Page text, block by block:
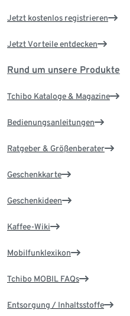
Jetzt kostenlos registrieren
Jetzt Vorteile entdecken
Rund um unsere Produkte
Tchibo Kataloge & Magazine
Bedienungsanleitungen
Ratgeber & Größenberater
Geschenkkarte
Geschenkideen
Kaffee-Wiki
Mobilfunklexikon
Tchibo MOBIL FAQs
Entsorgung / Inhaltsstoffe